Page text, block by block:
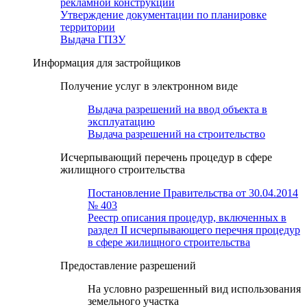
Утверждение документации по планировке
территории
Выдача ГПЗУ
Информация для застройщиков
Получение услуг в электронном виде
Выдача разрешений на ввод объекта в
эксплуатацию
Выдача разрешений на строительство
Исчерпывающий перечень процедур в сфере
жилищного строительства
Постановление Правительства от 30.04.2014
№ 403
Реестр описания процедур, включенных в
раздел II исчерпывающего перечня процедур
в сфере жилищного строительства
Предоставление разрешений
На условно разрешенный вид использования
земельного участка